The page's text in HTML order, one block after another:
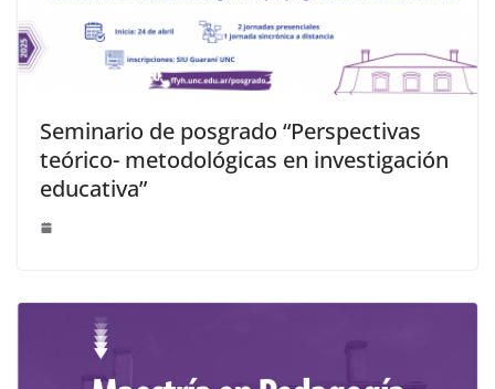
Seminario de posgrado “Perspectivas
teórico- metodológicas en investigación
educativa”